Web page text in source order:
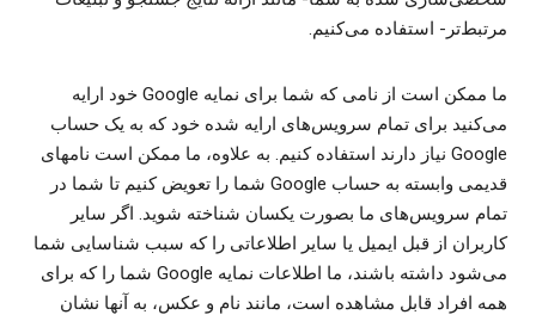
مرتبط‌‌‌تر- استفاده می‌کنیم.
ما ممکن است از نامی که شما برای نمایه Google خود ارایه
می‌کنید برای تمام سرویس‌های ارایه شده خود که به یک حساب
Google نیاز دارند استفاده کنیم. به علاوه، ما ممکن است نامهای
قدیمی وابسته به حساب Google شما را تعویض کنیم تا شما در
تمام سرویس‌های ما بصورت یکسان شناخته شوید. اگر سایر
کاربران از قبل ایمیل یا سایر اطلاعاتی را که سبب شناسایی شما
می‌شود داشته باشند، ما اطلاعات نمایه Google شما را که برای
همه افراد قابل مشاهده است، مانند نام و عکس، به آنها نشان